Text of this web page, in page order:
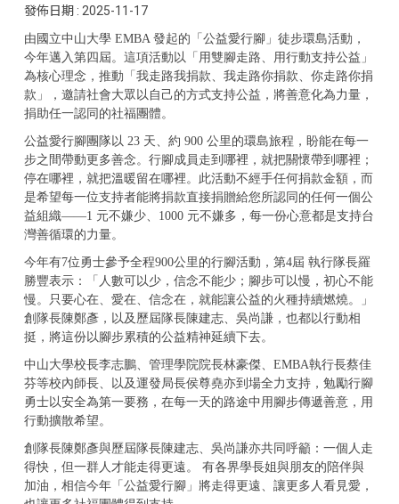
發佈日期 : 2025-11-17
由國立中山大學 EMBA 發起的「公益愛行腳」徒步環島活動，
今年邁入第四屆。這項活動以「用雙腳走路、用行動支持公益」
為核心理念，推動「我走路我捐款、我走路你捐款、你走路你捐
款」，邀請社會大眾以自己的方式支持公益，將善意化為力量，
捐助任一認同的社福團體。
公益愛行腳團隊以 23 天、約 900 公里的環島旅程，盼能在每一
步之間帶動更多善念。行腳成員走到哪裡，就把關懷帶到哪裡；
停在哪裡，就把溫暖留在哪裡。此活動不經手任何捐款金額，而
是希望每一位支持者能將捐款直接捐贈給您所認同的任何一個公
益組織——1 元不嫌少、1000 元不嫌多，每一份心意都是支持台
灣善循環的力量。
今年有7位勇士參予全程900公里的行腳活動，第4屆 執行隊長羅
勝豐表示：「人數可以少，信念不能少；腳步可以慢，初心不能
慢。只要心在、愛在、信念在，就能讓公益的火種持續燃燒。」
創隊長陳鄭彥，以及歷屆隊長陳建志、吳尚謙，也都以行動相
挺，將這份以腳步累積的公益精神延續下去。
中山大學校長李志鵬、管理學院院長林豪傑、EMBA執行長蔡佳
芬等校內師長、以及運發局長侯尊堯亦到場全力支持，勉勵行腳
勇士以安全為第一要務，在每一天的路途中用腳步傳遞善意，用
行動擴散希望。
創隊長陳鄭彥與歷屆隊長陳建志、吳尚謙亦共同呼籲：一個人走
得快，但一群人才能走得更遠。 有各界學長姐與朋友的陪伴與
加油，相信今年「公益愛行腳」將走得更遠、讓更多人看見愛，